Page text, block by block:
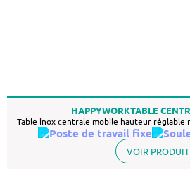
HAPPYWORKTABLE
Table inox centrale mobile hauteur réglable
VOIR PRODUIT